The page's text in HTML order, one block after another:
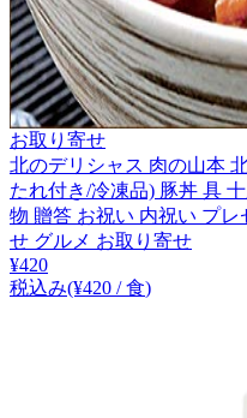
お取り寄せ
北のデリシャス 肉の山本
たれ付き/冷凍品) 豚丼 具
物 贈答 お祝い 内祝い プ
せ グルメ お取り寄せ
¥420
税込み(¥420 / 食)